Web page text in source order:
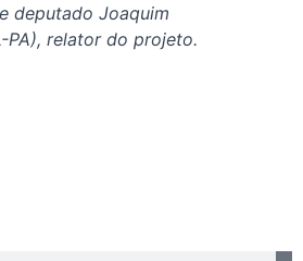
deputado Joaquim
PA), relator do projeto.